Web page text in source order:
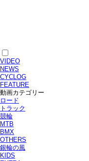
VIDEO
NEWS
CYCLOG
FEATURE
動画カテゴリー
ロード
トラック
競輪
MTB
BMX
OTHERS
銀輪の風
KIDS